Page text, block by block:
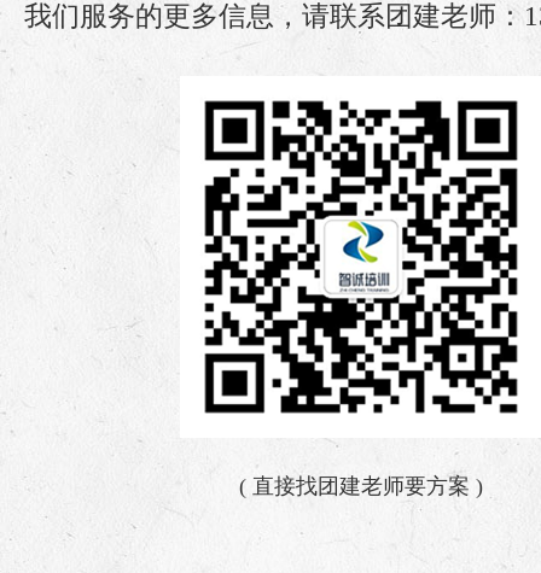
我们服务的更多信息，请联系团建老师：
( 直接找团建老师要方案 )